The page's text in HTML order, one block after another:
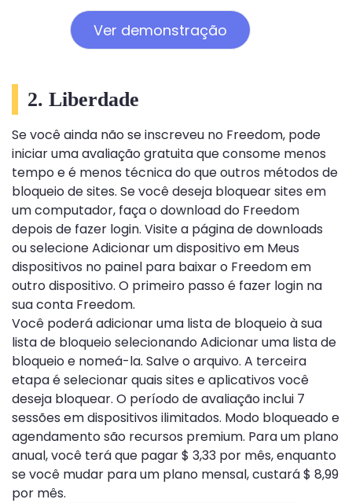
Ver demonstração
2. Liberdade
Se você ainda não se inscreveu no Freedom, pode
iniciar uma avaliação gratuita que consome menos
tempo e é menos técnica do que outros métodos de
bloqueio de sites. Se você deseja bloquear sites em
um computador, faça o download do Freedom
depois de fazer login. Visite a página de downloads
ou selecione Adicionar um dispositivo em Meus
dispositivos no painel para baixar o Freedom em
outro dispositivo. O primeiro passo é fazer login na
sua conta Freedom.
Você poderá adicionar uma lista de bloqueio à sua
lista de bloqueio selecionando Adicionar uma lista de
bloqueio e nomeá-la. Salve o arquivo. A terceira
etapa é selecionar quais sites e aplicativos você
deseja bloquear. O período de avaliação inclui 7
sessões em dispositivos ilimitados. Modo bloqueado e
agendamento são recursos premium. Para um plano
anual, você terá que pagar $ 3,33 por mês, enquanto
se você mudar para um plano mensal, custará $ 8,99
por mês.